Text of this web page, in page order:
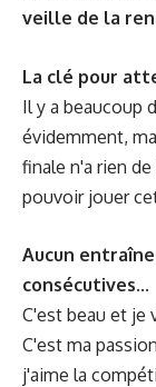
veille de la
La clé pour
Il y a beaucoup
évidemment,
finale n'a rien
pouvoir jouer
Aucun
consécutives...
C'est beau et je
C'est ma
j'aime la